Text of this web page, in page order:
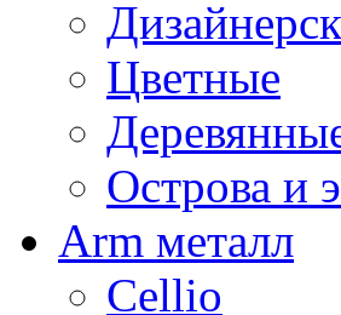
Цветные
Острова и
Arm металл
Cellio